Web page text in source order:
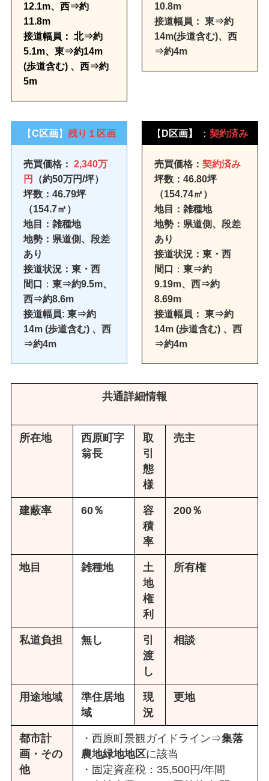
12.1m、西⇒約
11.8m
接道幅員： 北⇒約
5.1m、東⇒約14m
(歩道含む) 、西⇒約
5m
10.8m
接道幅員： 東⇒約
14m(歩道含む)、西
⇒約4m
【C区画】 残り１区画
売買価格： 2,340万
円
（約50万円/坪）
坪数：46.79坪
（154.7㎡）
地目：雑種地
地勢：県道側、段差
あり
接道状況：東・西
間口 ：東⇒約9.5m、
西⇒約8.6m
接道幅員: 東⇒約
14m(歩道含む) 、西
⇒約4m
【D区画】 ：契約済み
売買価格：契約済み
坪数：46.80坪
（154.74㎡）
地目：雑種地
地勢：県道側、段差
あり
接道状況：東・西
間口 ：東⇒約
9.19m、西⇒約
8.69m
接道幅員： 東⇒約
14m(歩道含む) 、西
⇒約4m
共通詳細情報
所在地
西原町字
翁長
取
引
態
様
売主
建蔽率 60％
容
積
率
200％
地目 雑種地
土
地
権
利
所有権
私道負担 無し
引
渡
し
相談
用途地域
準住居地
域
現
況
更地
都市計
画・その
他
・西原町景観ガイドライン⇒集落
農地緑地地区に該当
・固定資産税：35,500円/年間